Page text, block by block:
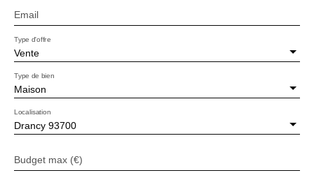
Email
Vente
Type d'offre
Maison
Type de bien
Drancy 93700
Localisation
Budget max (€)